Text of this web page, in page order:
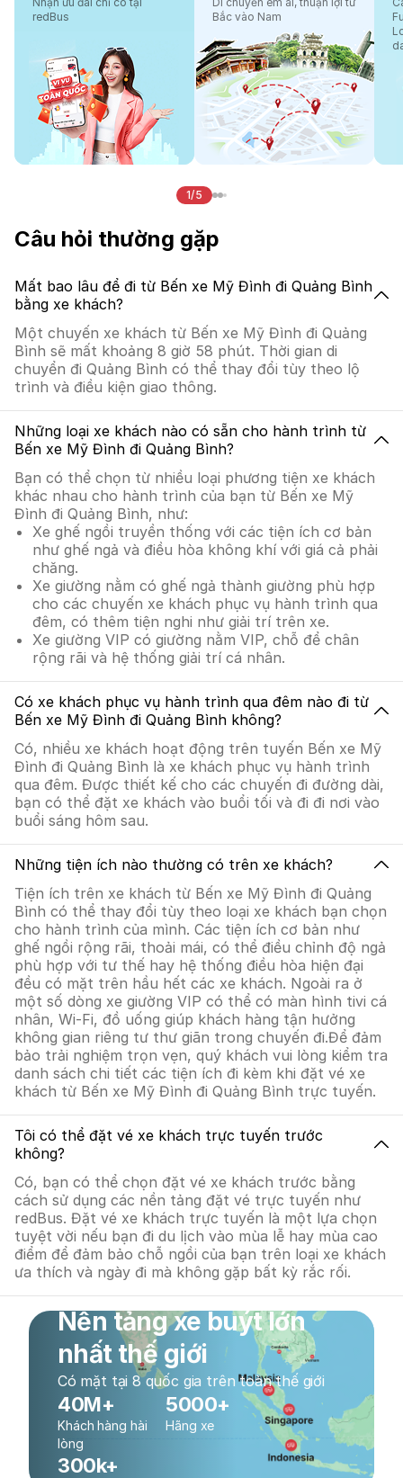
redBus
Bắc vào Nam
1/5
Câu hỏi thường gặp
Mất bao lâu để đi từ Bến xe Mỹ Đình đi Quảng Bình
bằng xe khách?
Một chuyến xe khách từ Bến xe Mỹ Đình đi Quảng
Bình sẽ mất khoảng 8 giờ 58 phút. Thời gian di
chuyển đi Quảng Bình có thể thay đổi tùy theo lộ
trình và điều kiện giao thông.
Những loại xe khách nào có sẵn cho hành trình từ
Bến xe Mỹ Đình đi Quảng Bình?
Bạn có thể chọn từ nhiều loại phương tiện xe khách
khác nhau cho hành trình của bạn từ Bến xe Mỹ
Đình đi Quảng Bình, như:
Xe ghế ngồi truyền thống với các tiện ích cơ bản
như ghế ngả và điều hòa không khí với giá cả phải
chăng.
Xe giường nằm có ghế ngả thành giường phù hợp
cho các chuyến xe khách phục vụ hành trình qua
đêm, có thêm tiện nghi như giải trí trên xe.
Xe giường VIP có giường nằm VIP, chỗ để chân
rộng rãi và hệ thống giải trí cá nhân.
Có xe khách phục vụ hành trình qua đêm nào đi từ
Bến xe Mỹ Đình đi Quảng Bình không?
Có, nhiều xe khách hoạt động trên tuyến Bến xe Mỹ
Đình đi Quảng Bình là xe khách phục vụ hành trình
qua đêm. Được thiết kế cho các chuyến đi đường dài,
bạn có thể đặt xe khách vào buổi tối và đi đi nơi vào
buổi sáng hôm sau.
Những tiện ích nào thường có trên xe khách?
Tiện ích trên xe khách từ Bến xe Mỹ Đình đi Quảng
Bình có thể thay đổi tùy theo loại xe khách bạn chọn
cho hành trình của mình. Các tiện ích cơ bản như
ghế ngồi rộng rãi, thoải mái, có thể điều chỉnh độ ngả
phù hợp với tư thế hay hệ thống điều hòa hiện đại
đều có mặt trên hầu hết các xe khách. Ngoài ra ở
một số dòng xe giường VIP có thể có màn hình tivi cá
nhân, Wi-Fi, đồ uống giúp khách hàng tận hưởng
không gian riêng tư thư giãn trong chuyến đi.Để đảm
bảo trải nghiệm trọn vẹn, quý khách vui lòng kiểm tra
danh sách chi tiết các tiện ích đi kèm khi đặt vé xe
khách từ Bến xe Mỹ Đình đi Quảng Bình trực tuyến.
Tôi có thể đặt vé xe khách trực tuyến trước
không?
Có, bạn có thể chọn đặt vé xe khách trước bằng
cách sử dụng các nền tảng đặt vé trực tuyến như
redBus. Đặt vé xe khách trực tuyến là một lựa chọn
tuyệt vời nếu bạn đi du lịch vào mùa lễ hay mùa cao
điểm để đảm bảo chỗ ngồi của bạn trên loại xe khách
ưa thích và ngày đi mà không gặp bất kỳ rắc rối.
Nền tảng xe buýt lớn
nhất thế giới
Có mặt tại 8 quốc gia trên toàn thế giới
40M+
Khách hàng hài
lòng
5000+
Hãng xe
300k+